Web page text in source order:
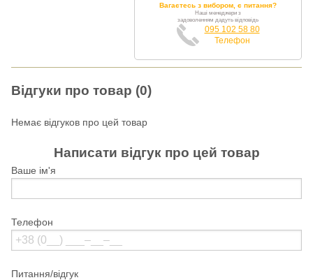
Вагаєтесь з вибором, є питання?
Наші менеджери з
задоволенням дадуть відповідь
095 102 58 80
Телефон
Відгуки про товар (0)
Немає відгуков про цей товар
Написати відгук про цей товар
Ваше ім'я
Телефон
Питання/відгук